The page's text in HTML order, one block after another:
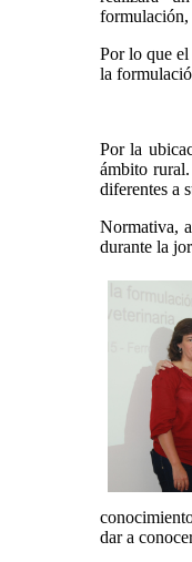
formulación,
Por lo que
la
Por la
ámbito
diferentes a
Normativa,
durante la
dar a